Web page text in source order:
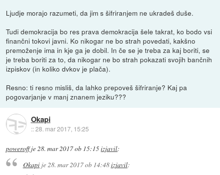
Ljudje morajo razumeti, da jim s šifriranjem ne ukradeš duše.
Tudi demokracija bo res prava demokracija šele takrat, ko bodo vsi
finančni tokovi javni. Ko nikogar ne bo strah povedati, kakšno
premoženje ima in kje ga je dobil. In če se je treba za kaj boriti, se
je treba boriti za to, da nikogar ne bo strah pokazati svojih bančnih
izpiskov (in koliko dvkov je plača).
Resno: ti resno misliš, da lahko prepoveš šifriranje? Kaj pa
pogovarjanje v manj znanem jeziku???
Okapi
::28. mar 2017, 15:25
poweroffje 28. mar 2017 ob 15:15izjavil:
Okapije28. mar 2017 ob 14:48izjavil: